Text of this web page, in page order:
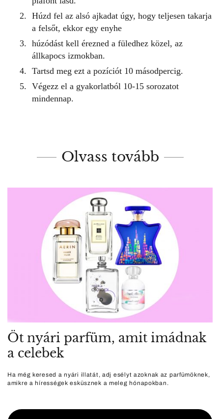
Húzd fel az alsó ajkadat úgy, hogy teljesen takarja
a felsőt, ekkor egy enyhe
húzódást kell érezned a füledhez közel, az
állkapocs izmokban.
Tartsd meg ezt a pozíciót 10 másodpercig.
Végezz el a gyakorlatból 10-15 sorozatot
mindennap.
Olvass tovább
Öt nyári parfüm, amit imádnak
a celebek
Ha még keresed a nyári illatát, adj esélyt azoknak az parfümöknek,
amikre a hírességek esküsznek a meleg hónapokban.